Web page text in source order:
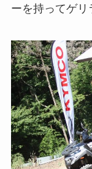
ーを持ってゲ